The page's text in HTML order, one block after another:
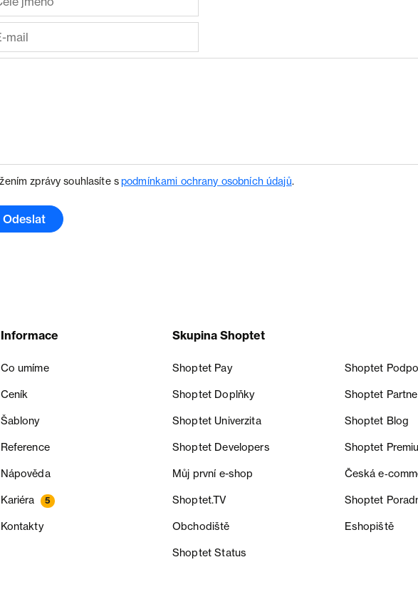
zprávy souhlasíte spodmínkami ochrany osobních údajů.
Odeslat
Informace
Co umíme
Ceník
Šablony
Reference
Nápověda
Kariéra 5
Kontakty
Skupina Shoptet
Shoptet Pay Shoptet
Shoptet Doplňky Shoptet
Shoptet Univerzita Shoptet Blog
Shoptet Developers Shoptet
Můj první e-shop Česká
Shoptet.TV Shoptet
Obchodiště Eshopiště
Shoptet Status